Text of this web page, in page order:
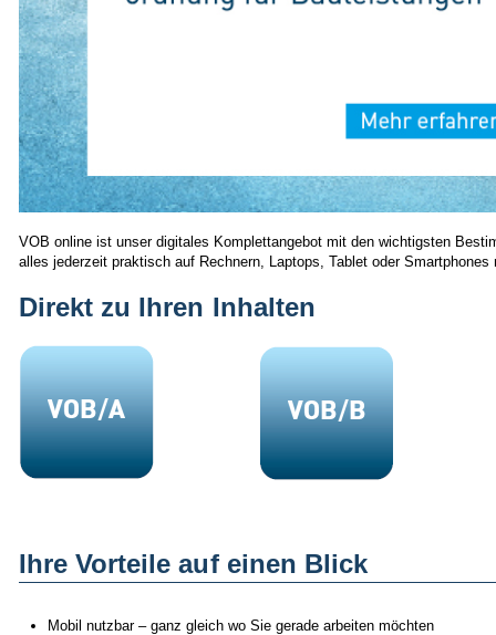
VOB online ist unser digitales Komplettangebot mit den wichtigsten
alles jederzeit praktisch auf Rechnern, Laptops, Tablet oder Smartphones
Direkt zu Ihren Inhalten
Ihre Vorteile auf einen Blick
Mobil nutzbar – ganz gleich wo Sie gerade arbeiten möchten